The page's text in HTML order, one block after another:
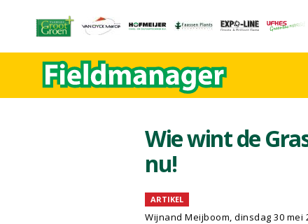
Wie wint de
nu!
ARTIKEL
Wijnand Meijboom, dinsdag 30 mei